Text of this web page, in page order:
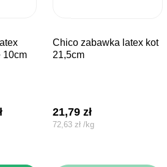
10cm
Aktualna
chico zabawka latex kot
21,5cm
21,79zł
72,63zł /kg